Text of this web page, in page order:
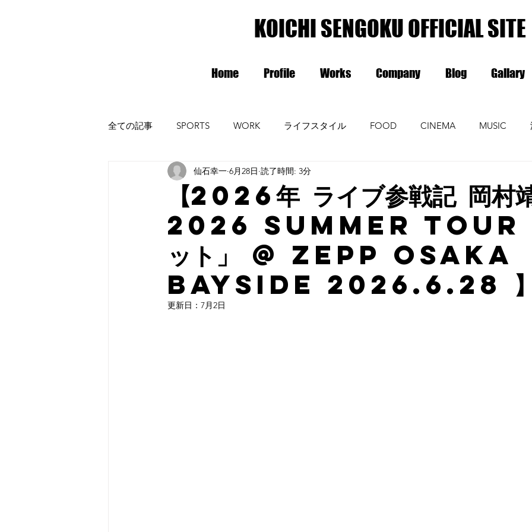
KOICHI SENGOKU OFFICIAL SITE
Home Profile Works Company Blog Gallary
全ての記事 SPORTS WORK ライフスタイル FOOD CINEMA MUSIC
radiomax ガンバ大阪
【2026年 ライブ参戦記 岡村
2026 SUMMER TOUR
ット」 @ Zepp Osaka
Bayside 2026.6.28
仙石幸一 6月28日 読了時間: 3分
更新日： 7月2日